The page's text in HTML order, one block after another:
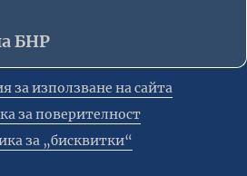
БНР
за използване на сайта
за поверителност
за „бисквитки“